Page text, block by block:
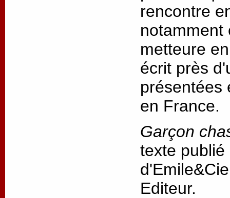
rencontre
notamment
metteure
écrit près
présentées
en France.
Garçon
texte
Editeur.